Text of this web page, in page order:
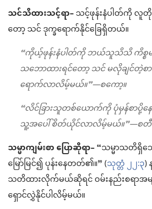
သင်သိထားသင့်ရာ–သင့်ဖုန်းနံပါတ်ကို လူတို
တော့ သင် ဒုက္ခရောက်နိုင်ခြေရှိတယ်။
“ကိုယ့်ဖုန်းနံပါတ်ကို ဘယ်သူသိသိ ကိစ္စ
သဘောထားရင်တော့ သင် မလိုချင်တဲ့စ
ရောက်လာလိမ့်မယ်။”—စကော့။
“လိင်ခြားသူတစ်ယောက်ကို ပုံမှန်စာပို့န
သူ့အပေါ် စိတ်ယိုင်လာလိမ့်မယ်။”—စတီ
သမ္မာကျမ်းစာ ပြောဆိုရာ–“သမ္မာသတိ
မြော်မြင်၍ ပုန်းနေတတ်၏။” (သုတ္တံ ၂၂:၃)
သတိထားလိုက်မယ်ဆိုရင် ဝမ်းနည်းစရာအမ
ရှောင်လွှဲနိုင်ပါလိမ့်မယ်။